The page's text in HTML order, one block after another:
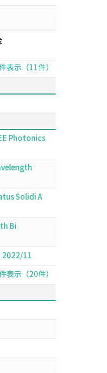
表示（11件）
Photonics
Solidi A
Bi
11
表示（20件）